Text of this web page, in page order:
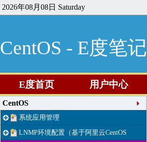
2026年08月08日 Saturday
CentOS - E度笔记
E度首页 用户中心
CentOS
系统应用管理
LNMP环境配置（基于阿里云CentOS